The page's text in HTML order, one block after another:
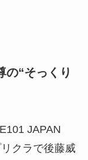
の“そっくり
JAPAN
クラで後藤威